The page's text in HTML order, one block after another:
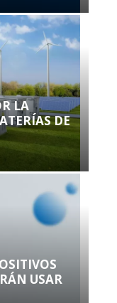
LA
DE
USAR